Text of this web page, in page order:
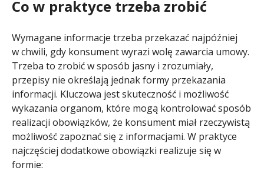
Co w praktyce trzeba zrobić
Wymagane informacje trzeba przekazać najpóźniej
w chwili, gdy konsument wyrazi wolę zawarcia umowy.
Trzeba to zrobić w sposób jasny i zrozumiały,
przepisy nie określają jednak formy przekazania
informacji. Kluczowa jest skuteczność i możliwość
wykazania organom, które mogą kontrolować sposób
realizacji obowiązków, że konsument miał rzeczywistą
możliwość zapoznać się z informacjami. W praktyce
najczęściej dodatkowe obowiązki realizuje się w
formie: